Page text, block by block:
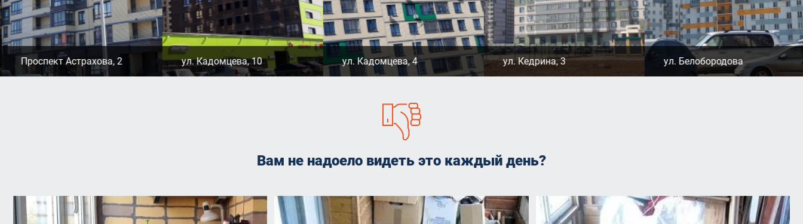
Проспект Астрахова, 2 ул. Кадомцева, 10 ул. Кадомцева, 4 ул. Кедрина, 3 ул. Белобородова
Вам не надоело видеть это каждый день?